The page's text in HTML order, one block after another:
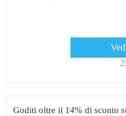
Goditi oltre il 14% di sconto